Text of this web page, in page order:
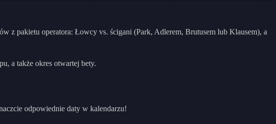
z pakietu operatora: Łowcy vs. ścigani (Park, Adlerem, Brutusem lub Klausem), a
a także okres otwartej bety.
odpowiednie daty w kalendarzu!